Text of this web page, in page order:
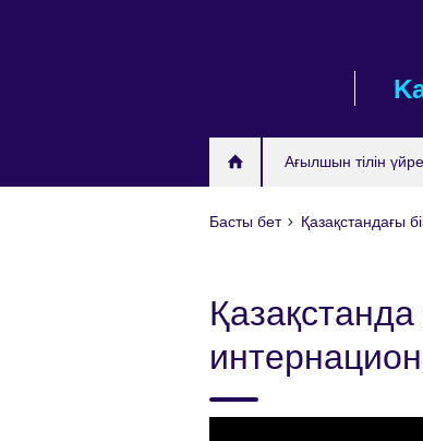
Ағылшын тілін
Басты бет Қазақстандағы
Қазақстанда